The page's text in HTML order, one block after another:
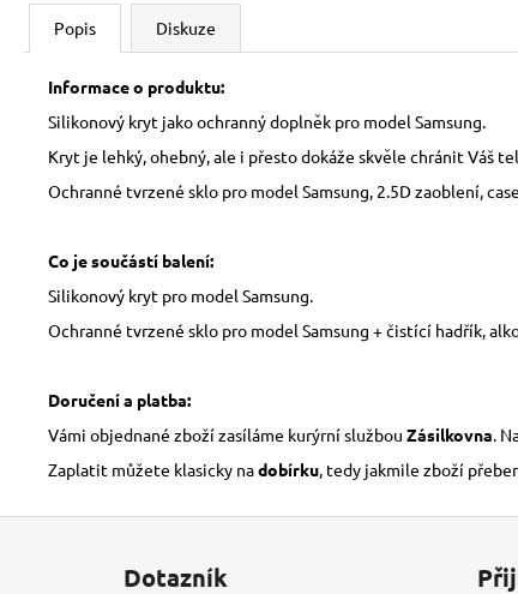
Popis Diskuze
Informace o produktu:
Silikonový kryt jako ochranný doplněk pro model Samsung.
Kryt je lehký, ohebný, ale i přesto dokáže skvěle chránit Váš
Ochranné tvrzené sklo pro model Samsung, 2.5D zaoblení,
Co je součástí balení:
Silikonový kryt pro model Samsung.
Ochranné tvrzené sklo pro model Samsung + čistící hadřík,
Doručení a platba:
Vámi objednané zboží zasíláme kurýrní službou Zásilkovna .
Zaplatit můžete klasicky nadobírku , tedy jakmile zboží
Dotazník